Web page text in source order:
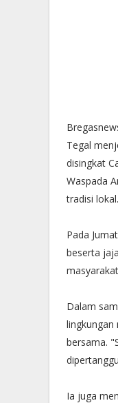
Tegal
disingkat
Waspada
tradisi lokal.
Pada
beserta
Dalam
lingkungan
bersama.
Ia juga